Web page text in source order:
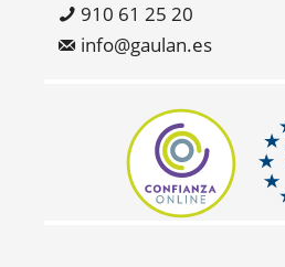
910 61 25 20
info@gaulan.es